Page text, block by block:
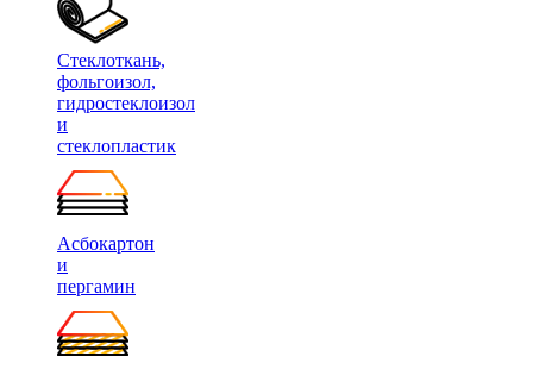
Стеклоткань,
фольгоизол,
гидростеклоизол
и
стеклопластик
Асбокартон
и
пергамин